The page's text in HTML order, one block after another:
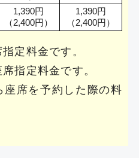
1,390円
（2,400円）
1,390円
（2,400円）
定料金です。
指定料金です。
席を予約した際の料